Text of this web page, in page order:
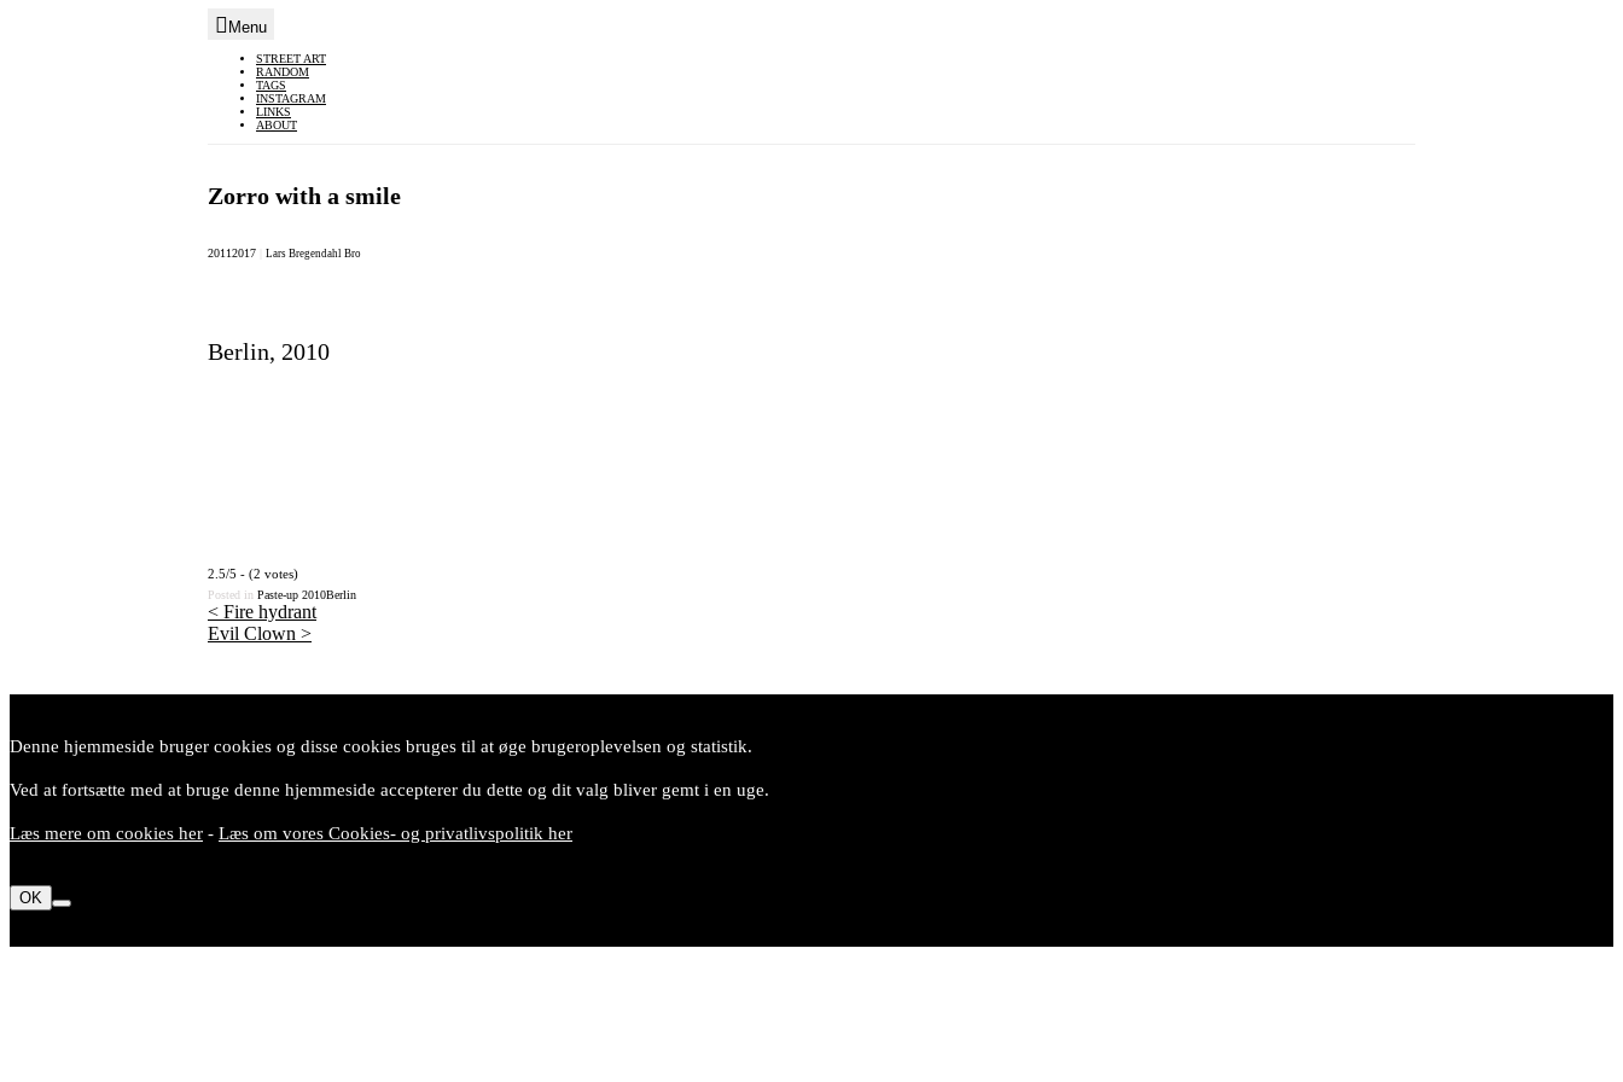
Skip
content
Menu
STREET ART
RANDOM
TAGS
INSTAGRAM
LINKS
ABOUT
Zorro with a smile
20112017 Lars Bregendahl Bro
Berlin, 2010
2.5/5 - (2 votes)
Posted in Paste-up 2010Berlin
Post
< Fire hydrant
Evil Clown >
Denne hjemmeside bruger cookies og disse cookies bruges til at øge brugeroplevelsen og statistik.
Ved at fortsætte med at bruge denne hjemmeside accepterer du dette og dit valg bliver gemt i en uge.
Læs mere om cookies her - Læs om vores Cookies- og privatlivspolitik her
OK